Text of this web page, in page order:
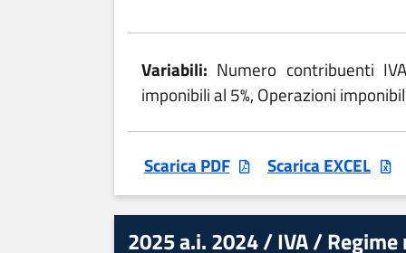
Variabili: Numero contribuenti
imponibili al 5%, Operazioni
Scarica PDF Scarica EXCEL
2025 a.i. 2024 / IVA /